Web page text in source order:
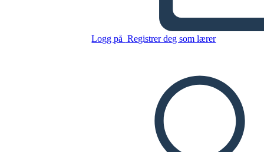
Logg på Registrer deg som lærer
Kopier dette storyboardet
SPILLE AV LYSBILDEFREMVISNING
LES FOR MEG